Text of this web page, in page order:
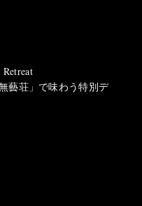
藝荘」で味わう特別デ